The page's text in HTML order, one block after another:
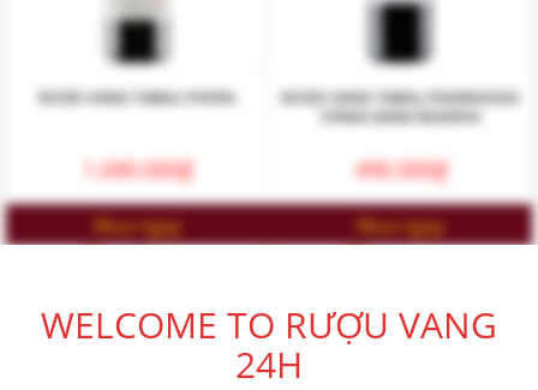
WELCOME TO RƯỢU VANG
24H
RƯỢU VANG TABALI PAYEN
1.690.000₫
Mua ngay
RƯỢU VANG TABALI PEDREGOSO
490.000₫
Mua ngay